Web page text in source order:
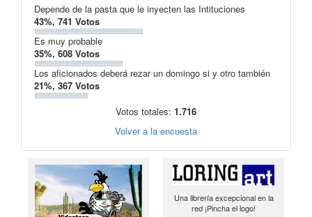
Depende de la pasta que le inyecten las Intituciones
43%, 741 Votos
Es muy probable
35%, 608 Votos
Los aficionados deberá rezar un domingo si y otro también
21%, 367 Votos
Votos totales: 1.716
Volver a la encuesta
Una librería excepcional en la
red ¡Pincha el logo!